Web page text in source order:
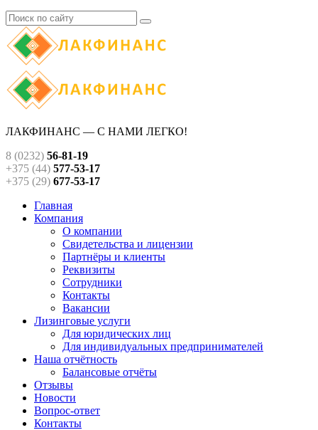
ЛАКФИНАНС — С НАМИ ЛЕГКО!
8 (0232) 56-81-19
+375 (44) 577-53-17
+375 (29) 677-53-17
Главная
Компания
О компании
Свидетельства и лицензии
Партнёры и клиенты
Реквизиты
Сотрудники
Контакты
Вакансии
Лизинговые услуги
Для юридических лиц
Для индивидуальных предпринимателей
Наша отчётность
Балансовые отчёты
Отзывы
Новости
Вопрос-ответ
Контакты